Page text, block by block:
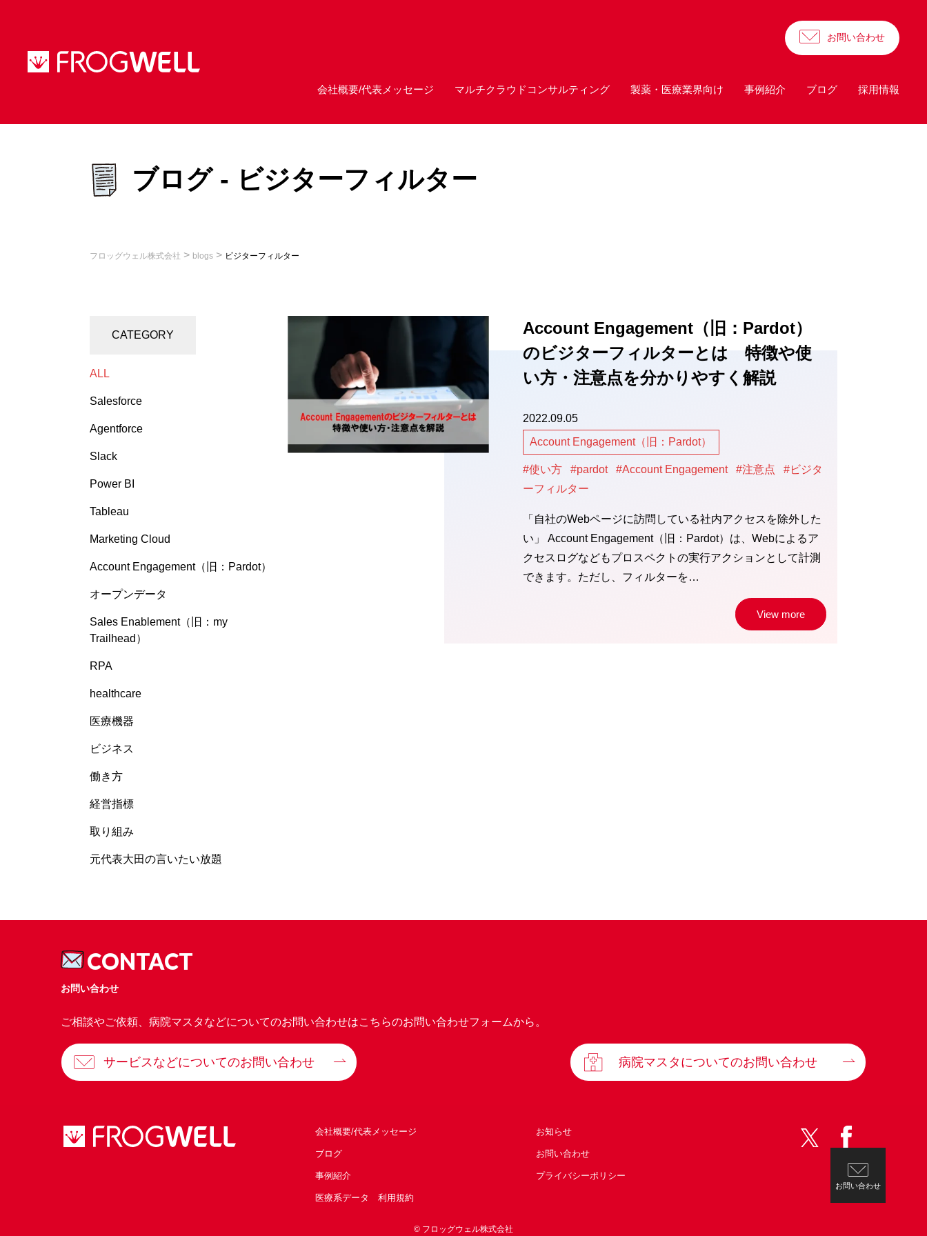
お問い合わせ
会社概要/代表メッセージ マルチクラウドコンサルティング 製薬・医療業界向け 事例紹介 ブログ 採用情報
ブログ - ビジターフィルター
フロッグウェル株式会社 > blogs > ビジターフィルター
CATEGORY
ALL
Salesforce
Agentforce
Slack
Power BI
Tableau
Marketing Cloud
Account Engagement（旧：Pardot）
オープンデータ
Sales Enablement（旧：my
Trailhead）
RPA
healthcare
医療機器
ビジネス
働き方
経営指標
取り組み
元代表大田の言いたい放題
Account Engagement（旧：Pardot）
のビジターフィルターとは 特徴や使
い方・注意点を分かりやすく解説
2022.09.05
Account Engagement（旧：Pardot）
#使い方 #pardot #Account Engagement #注意点
#ビジタ
ーフィルター
「自社のWebページに訪問している社内アクセスを除外した
い」 Account Engagement（旧：Pardot）は、Webによるア
クセスログなどもプロスペクトの実行アクションとして計測
できます。ただし、フィルターを…
View more
CONTACT
お問い合わせ
ご相談やご依頼、病院マスタなどについてのお問い合わせはこちらのお問い合わせフォームから。
サービスなどについてのお問い合わせ 病院マスタについてのお問い合わせ
会社概要/代表メッセージ お知らせ
ブログ お問い合わせ
事例紹介 プライバシーポリシー
医療系データ 利用規約
© フロッグウェル株式会社
お問い合わせ